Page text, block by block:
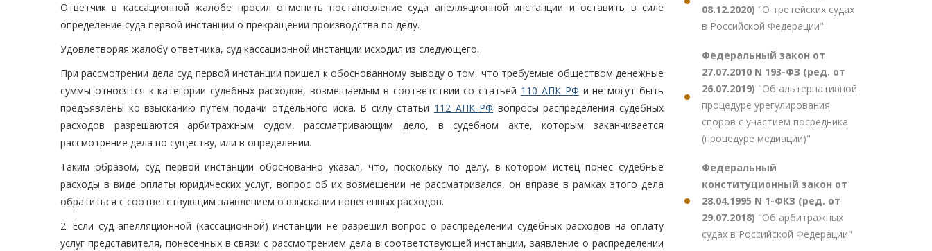
Ответчик в кассационной жалобе просил отменить постановление суда апелляционной инстанции и оставить в силе
определение суда первой инстанции о прекращении производства по делу.
Удовлетворяя жалобу ответчика, суд кассационной инстанции исходил из следующего.
При рассмотрении дела суд первой инстанции пришел к обоснованному выводу о том, что требуемые обществом денежные
суммы относятся к категории судебных расходов, возмещаемым в соответствии со статьей 110 АПК РФ и не могут быть
предъявлены ко взысканию путем подачи отдельного иска. В силу статьи 112 АПК РФ вопросы распределения судебных
расходов разрешаются арбитражным судом, рассматривающим дело, в судебном акте, которым заканчивается
рассмотрение дела по существу, или в определении.
Таким образом, суд первой инстанции обоснованно указал, что, поскольку по делу, в котором истец понес судебные
расходы в виде оплаты юридических услуг, вопрос об их возмещении не рассматривался, он вправе в рамках этого дела
обратиться с соответствующим заявлением о взыскании понесенных расходов.
2. Если суд апелляционной (кассационной) инстанции не разрешил вопрос о распределении судебных расходов на оплату
услуг представителя, понесенных в связи с рассмотрением дела в соответствующей инстанции, заявление о распределении
08.12.2020) "О третейских судах
в Российской Федерации"
Федеральный закон от
27.07.2010 N 193-ФЗ (ред. от
26.07.2019) "Об альтернативной
процедуре урегулирования
споров с участием посредника
(процедуре медиации)"
Федеральный
конституционный закон от
28.04.1995 N 1-ФКЗ (ред. от
29.07.2018) "Об арбитражных
судах в Российской Федерации"